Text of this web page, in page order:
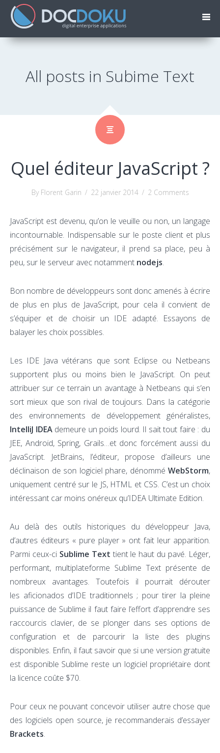
All posts in Subime Text
Quel éditeur JavaScript ?
By Florent Garin / 22 janvier 2014 / 2 Comments
JavaScript est devenu, qu’on le veuille ou non, un langage
incontournable. Indispensable sur le poste client et plus
précisément sur le navigateur, il prend sa place, peu à
peu, sur le serveur avec notamment nodejs.
Bon nombre de développeurs sont donc amenés à écrire
de plus en plus de JavaScript, pour cela il convient de
s’équiper et de choisir un IDE adapté. Essayons de
balayer les choix possibles.
Les IDE Java vétérans que sont Eclipse ou Netbeans
supportent plus ou moins bien le JavaScript. On peut
attribuer sur ce terrain un avantage à Netbeans qui s’en
sort mieux que son rival de toujours. Dans la catégorie
des environnements de développement généralistes,
IntelliJ IDEAdemeure un poids lourd. Il sait tout faire : du
JEE, Android, Spring, Grails…et donc forcément aussi du
JavaScript. JetBrains, l’éditeur, propose d’ailleurs une
déclinaison de son logiciel phare, dénommé WebStorm,
uniquement centré sur le JS, HTML et CSS. C’est un choix
intéressant car moins onéreux qu’IDEA Ultimate Edition.
Au delà des outils historiques du développeur Java,
d’autres éditeurs « pure player » ont fait leur apparition.
Parmi ceux-ci Sublime Text tient le haut du pavé. Léger,
performant, multiplateforme Sublime Text présente de
nombreux avantages. Toutefois il pourrait dérouter
les aficionados d’IDE traditionnels ; pour tirer la pleine
puissance de Sublime il faut faire l’effort d’apprendre ses
raccourcis clavier, de se plonger dans ses options de
configuration et de parcourir la liste des plugins
disponibles. Enfin, il faut savoir que si une version gratuite
est disponible Sublime reste un logiciel propriétaire dont
la licence coûte $70.
Pour ceux ne pouvant concevoir utiliser autre chose que
des logiciels open source, je recommanderais d’essayer
Brackets.